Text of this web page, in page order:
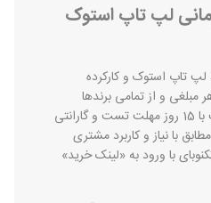
هزار تومانی لپ تاپ استوک
تاپ استوک و کارکرده
مبلغی و از تمامی برندها
با نیاز و کاربرد مشتری
با ورود به «لینک خرید»